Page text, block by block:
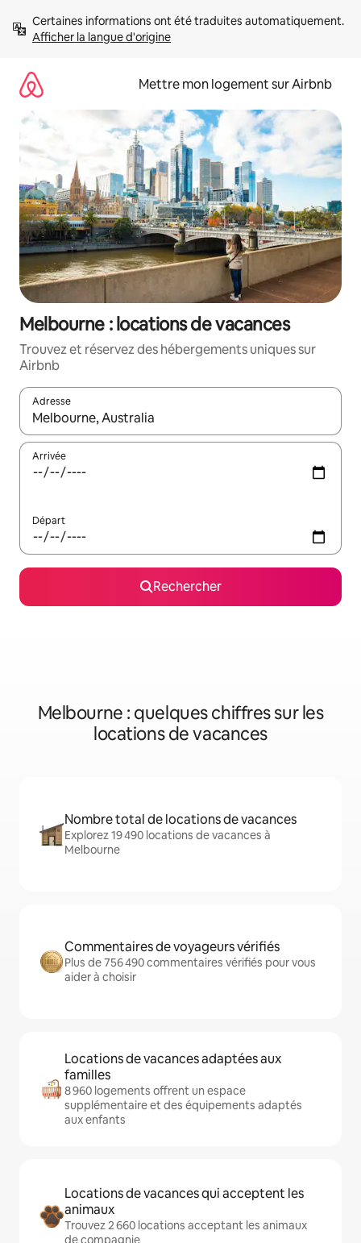
directement
Afficher la langue d'origine
Mettre mon logement sur Airbnb
Melbourne : locations de vacances
Trouvez et réservez des hébergements uniques sur
Airbnb
Adresse
Lorsque les résultats s'affichent, utilisez les flèches vers le
Arrivée
Départ
Rechercher
Melbourne : quelques chiffres sur les
locations de vacances
Nombre total de locations de vacances
Explorez 19 490 locations de vacances à
Melbourne
Commentaires de voyageurs vérifiés
Plus de 756 490 commentaires vérifiés pour vous
aider à choisir
Locations de vacances adaptées aux
familles
8 960 logements offrent un espace
supplémentaire et des équipements adaptés
aux enfants
Locations de vacances qui acceptent les
animaux
Trouvez 2 660 locations acceptant les animaux
de compagnie